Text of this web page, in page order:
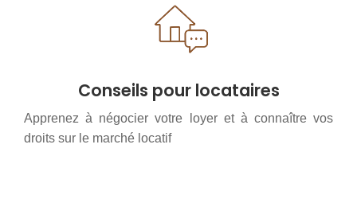
Conseils pour locataires
Apprenez à négocier votre loyer et à connaître vos
droits sur le marché locatif